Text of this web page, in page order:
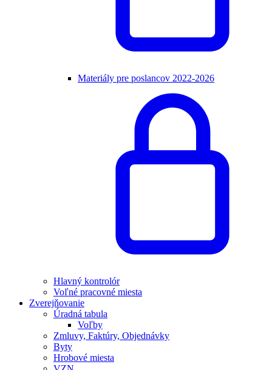
Materiály pre poslancov 2022-2026
Hlavný kontrolór
Voľné pracovné miesta
Zverejňovanie
Úradná tabula
Voľby
Zmluvy, Faktúry, Objednávky
Byty
Hrobové miesta